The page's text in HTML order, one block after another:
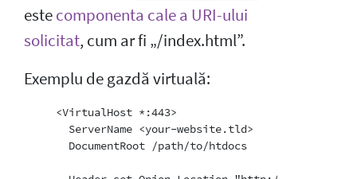
estecomponenta cale a URI-ului
solicitat, cum ar fi „/index.html”.
Exemplu de gazdă virtuală:
     <VirtualHost *:443>
       ServerName <your-website.tld>
       DocumentRoot /path/to/htdocs